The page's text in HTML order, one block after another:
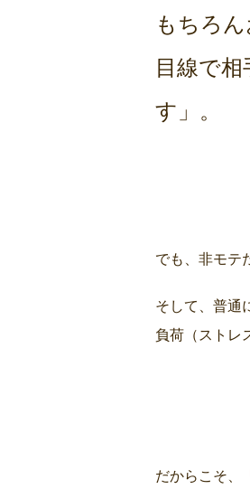
もちろ
目線で
す」。
でも、非モテ
そして、普通
負荷（ストレ
だからこそ、